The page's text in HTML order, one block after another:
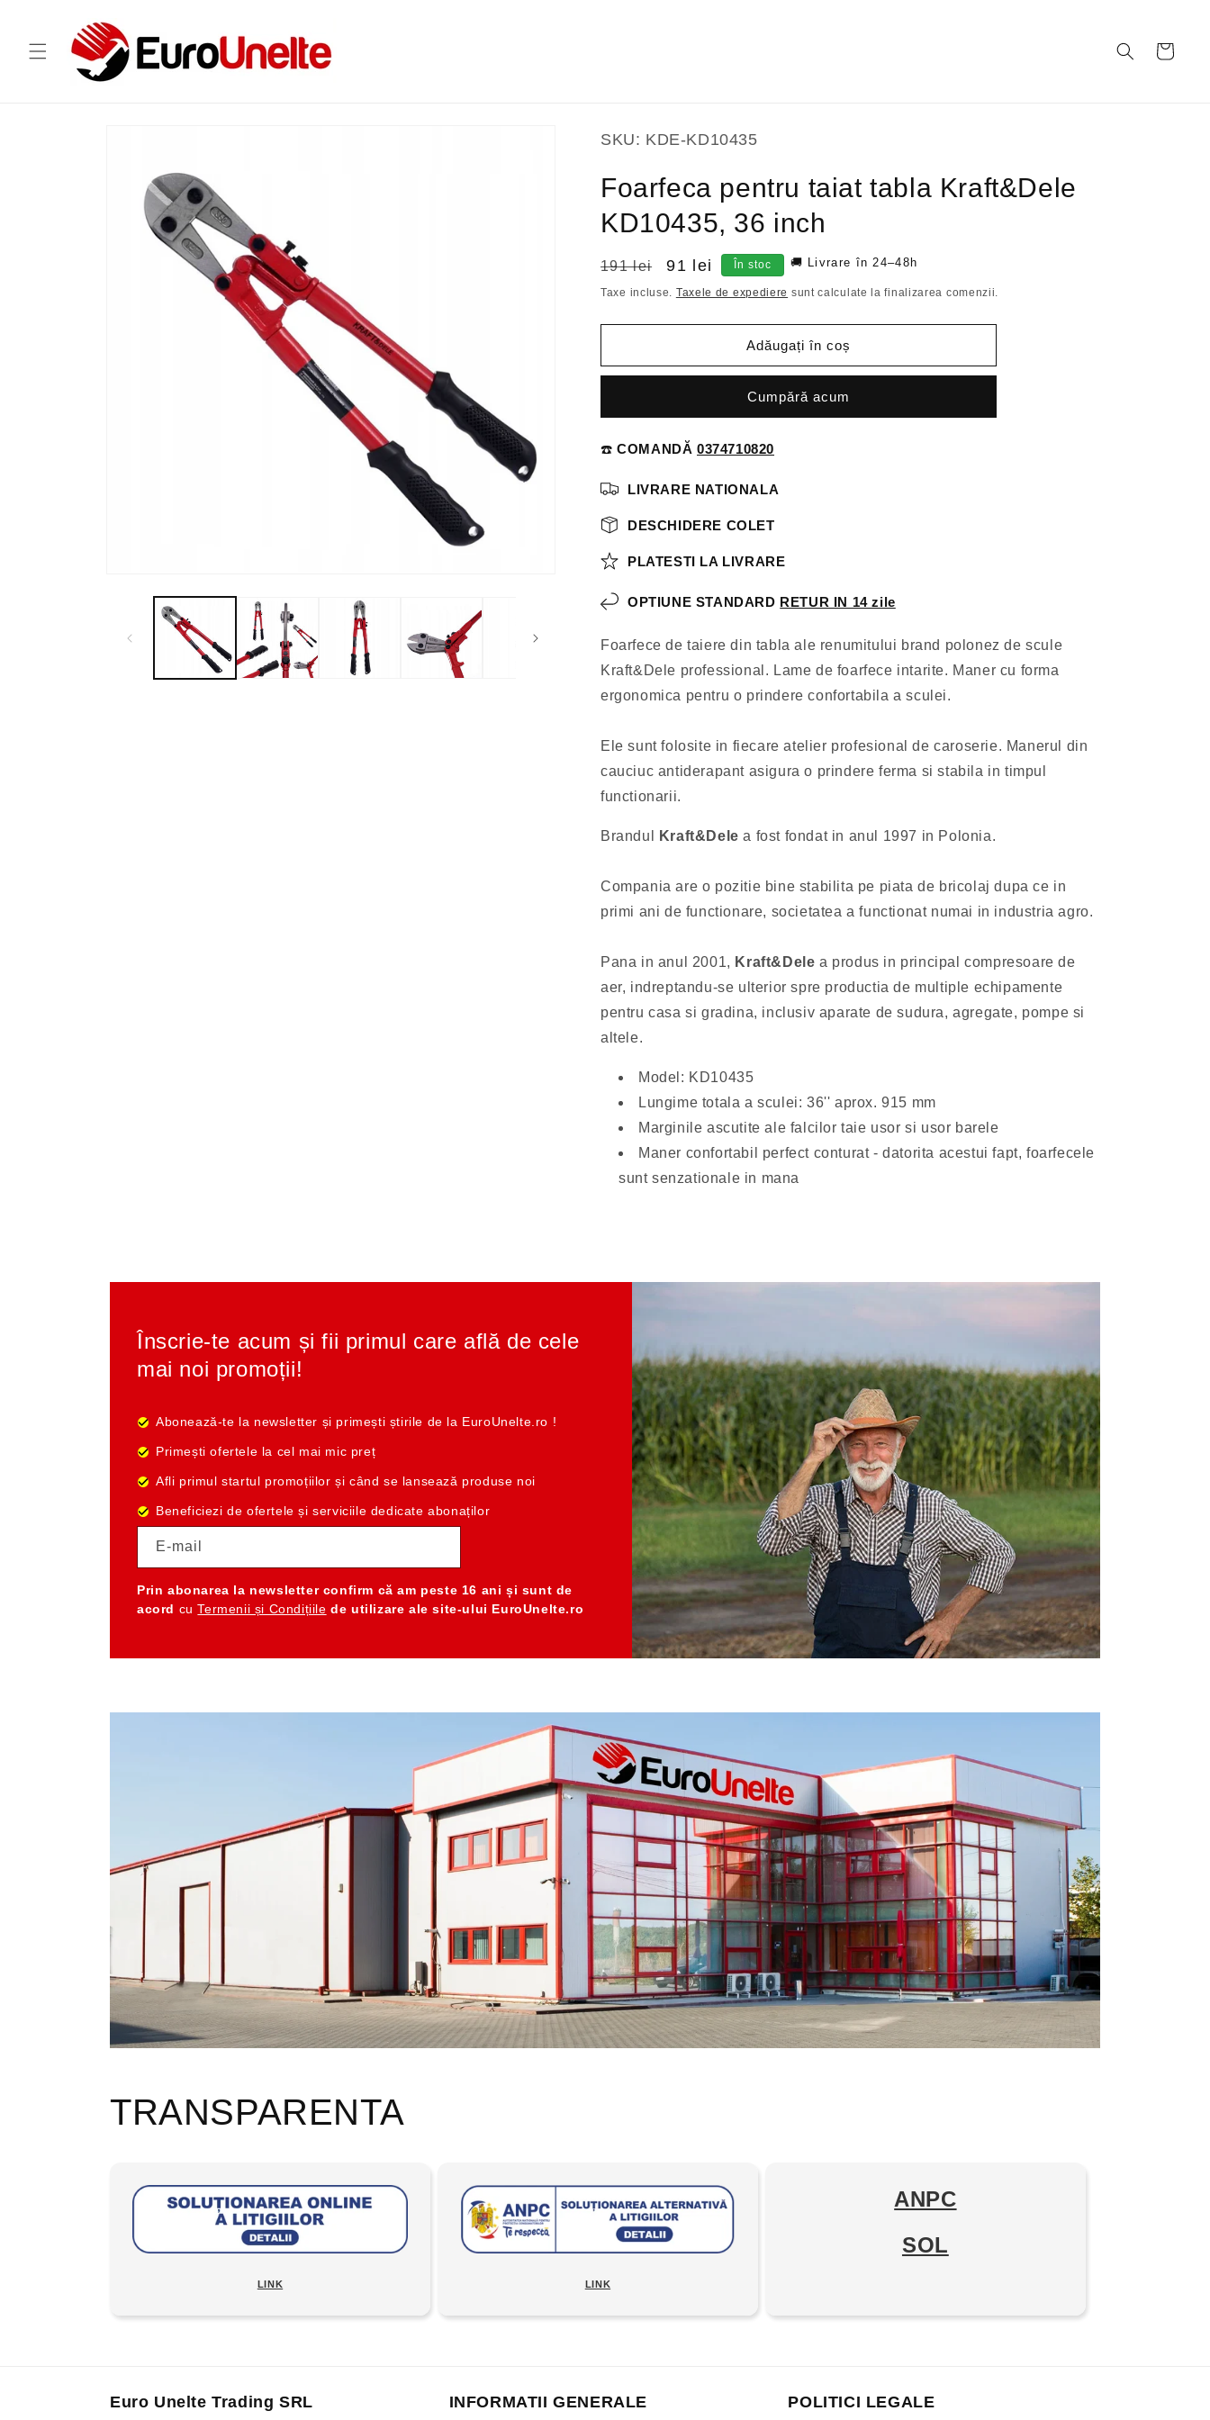
Coș
produs
SKU: KDE-KD10435
Foarfeca pentru taiat tabla Kraft&Dele
KD10435, 36 inch
Preț
obișnuit
191 lei
Preț
redus
91 lei În stoc 🚚 Livrare în 24–48h
Taxe incluse. Taxele de expediere sunt calculate la finalizarea comenzii.
Adăugați în coș
Cumpără acum
☎️COMANDĂ0374710820
LIVRARE NATIONALA
DESCHIDERE COLET
PLATESTI LA LIVRARE
OPTIUNE STANDARD RETUR IN 14 zile
Foarfece de taiere din tabla ale renumitului brand polonez de scule
Kraft&Dele professional. Lame de foarfece intarite. Maner cu forma
ergonomica pentru o prindere confortabila a sculei.
Ele sunt folosite in fiecare atelier profesional de caroserie. Manerul din
cauciuc antiderapant asigura o prindere ferma si stabila in timpul
functionarii.
Brandul Kraft&Dele a fost fondat in anul 1997 in Polonia.
Compania are o pozitie bine stabilita pe piata de bricolaj dupa ce in
primi ani de functionare, societatea a functionat numai in industria agro.
Pana in anul 2001, Kraft&Dele a produs in principal compresoare de
aer, indreptandu-se ulterior spre productia de multiple echipamente
pentru casa si gradina, inclusiv aparate de sudura, agregate, pompe si
altele.
Model: KD10435
Lungime totala a sculei: 36'' aprox. 915 mm
Marginile ascutite ale falcilor taie usor si usor barele
Maner confortabil perfect conturat - datorita acestui fapt, foarfecele
sunt senzationale in mana
Înscrie-te acum și fii primul care află de cele
mai noi promoții!
Abonează-te la newsletter și primești știrile de la EuroUnelte.ro !
Primești ofertele la cel mai mic preț
Afli primul startul promoțiilor și când se lansează produse noi
Beneficiezi de ofertele și serviciile dedicate abonaților
E-mail
Prin abonarea la newsletter confirm că am peste 16 ani și sunt de
acord cuTermenii și Condițiile de utilizare ale site-ului EuroUnelte.ro
TRANSPARENTA
LINK LINK
ANPC
SOL
Euro Unelte Trading SRL INFORMATII GENERALE POLITICI LEGALE